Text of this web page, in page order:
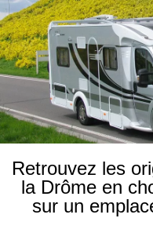
Retrouvez les
la Drôme en
sur un